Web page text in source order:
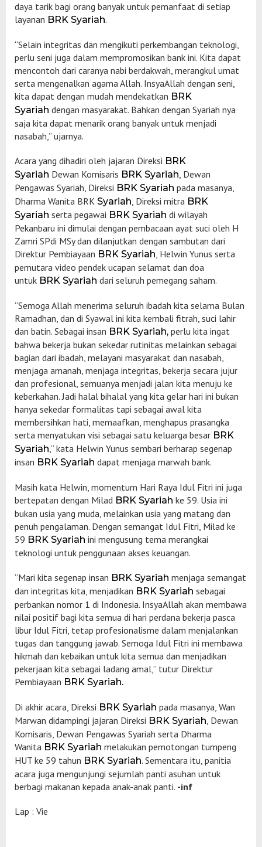
daya tarik bagi orang banyak untuk pemanfaat di setiap
layanan BRK Syariah.
“Selain integritas dan mengikuti perkembangan teknologi,
perlu seni juga dalam mempromosikan bank ini. Kita dapat
mencontoh dari caranya nabi berdakwah, merangkul umat
serta mengenalkan agama Allah. InsyaAllah dengan seni,
kita dapat dengan mudah mendekatkan BRK
Syariah dengan masyarakat. Bahkan dengan Syariah nya
saja kita dapat menarik orang banyak untuk menjadi
nasabah,” ujarnya.
Acara yang dihadiri oleh jajaran Direksi BRK
Syariah Dewan Komisaris BRK Syariah, Dewan
Pengawas Syariah, Direksi BRK Syariah pada masanya,
Dharma Wanita BRK Syariah, Direksi mitra BRK
Syariah serta pegawai BRK Syariah di wilayah
Pekanbaru ini dimulai dengan pembacaan ayat suci oleh H
Zamri SPdi MSy dan dilanjutkan dengan sambutan dari
Direktur Pembiayaan BRK Syariah, Helwin Yunus serta
pemutara video pendek ucapan selamat dan doa
untuk BRK Syariah dari seluruh pemegang saham.
“Semoga Allah menerima seluruh ibadah kita selama Bulan
Ramadhan, dan di Syawal ini kita kembali fitrah, suci lahir
dan batin. Sebagai insan BRK Syariah, perlu kita ingat
bahwa bekerja bukan sekedar rutinitas melainkan sebagai
bagian dari ibadah, melayani masyarakat dan nasabah,
menjaga amanah, menjaga integritas, bekerja secara jujur
dan profesional, semuanya menjadi jalan kita menuju ke
keberkahan. Jadi halal bihalal yang kita gelar hari ini bukan
hanya sekedar formalitas tapi sebagai awal kita
membersihkan hati, memaafkan, menghapus prasangka
serta menyatukan visi sebagai satu keluarga besar BRK
Syariah,” kata Helwin Yunus sembari berharap segenap
insan BRK Syariah dapat menjaga marwah bank.
Masih kata Helwin, momentum Hari Raya Idul Fitri ini juga
bertepatan dengan Milad BRK Syariah ke 59. Usia ini
bukan usia yang muda, melainkan usia yang matang dan
penuh pengalaman. Dengan semangat Idul Fitri, Milad ke
59 BRK Syariah ini mengusung tema merangkai
teknologi untuk penggunaan akses keuangan.
“Mari kita segenap insan BRK Syariah menjaga semangat
dan integritas kita, menjadikan BRK Syariah sebagai
perbankan nomor 1 di Indonesia. InsyaAllah akan membawa
nilai positif bagi kita semua di hari perdana bekerja pasca
libur Idul Fitri, tetap profesionalisme dalam menjalankan
tugas dan tanggung jawab. Semoga Idul Fitri ini membawa
hikmah dan kebaikan untuk kita semua dan menjadikan
pekerjaan kita sebagai ladang amal,” tutur Direktur
Pembiayaan BRK Syariah.
Di akhir acara, Direksi BRK Syariah pada masanya, Wan
Marwan didampingi jajaran Direksi BRK Syariah, Dewan
Komisaris, Dewan Pengawas Syariah serta Dharma
Wanita BRK Syariah melakukan pemotongan tumpeng
HUT ke 59 tahun BRK Syariah. Sementara itu, panitia
acara juga mengunjungi sejumlah panti asuhan untuk
berbagi makanan kepada anak-anak panti. -inf
Lap : Vie